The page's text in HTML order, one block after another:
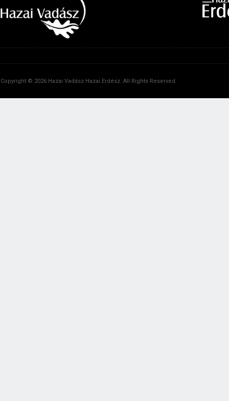
Copyright © 2026 Hazai Vadász Hazai Erdész. All Rights Reserved.